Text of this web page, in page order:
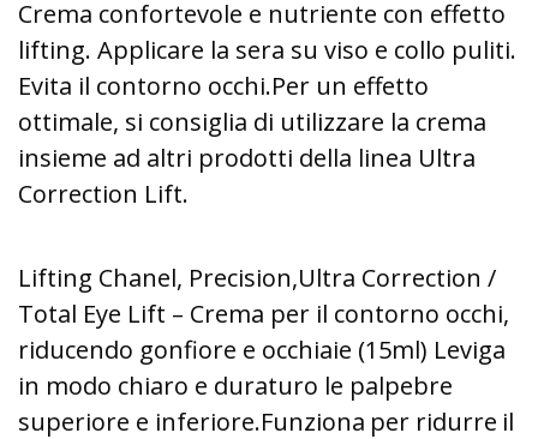
Crema confortevole e nutriente con effetto
lifting. Applicare la sera su viso e collo puliti.
Evita il contorno occhi.Per un effetto
ottimale, si consiglia di utilizzare la crema
insieme ad altri prodotti della linea Ultra
Correction Lift.
Lifting Chanel, Precision,Ultra Correction /
Total Eye Lift – Crema per il contorno occhi,
riducendo gonfiore e occhiaie (15ml) Leviga
in modo chiaro e duraturo le palpebre
superiore e inferiore.Funziona per ridurre il